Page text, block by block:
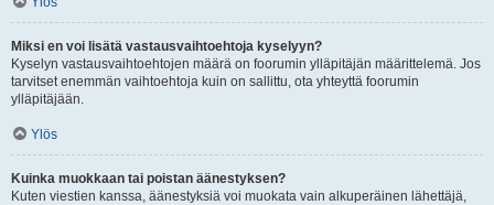
Miksi en voi lisätä vastausvaihtoehtoja kyselyyn?
Kyselyn vastausvaihtoehtojen määrä on foorumin ylläpitäjän määrittelemä. Jos
tarvitset enemmän vaihtoehtoja kuin on sallittu, ota yhteyttä foorumin
ylläpitäjään.
Ylös
Kuinka muokkaan tai poistan äänestyksen?
Kuten viestien kanssa, äänestyksiä voi muokata vain alkuperäinen lähettäjä,